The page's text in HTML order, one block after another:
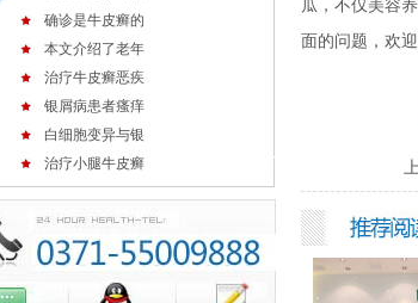
确诊是牛皮癣的
本文介绍了老年
治疗牛皮癣恶疾
银屑病患者瘙痒
白细胞变异与银
治疗小腿牛皮癣
瓜，不仅美容
面的问题，欢